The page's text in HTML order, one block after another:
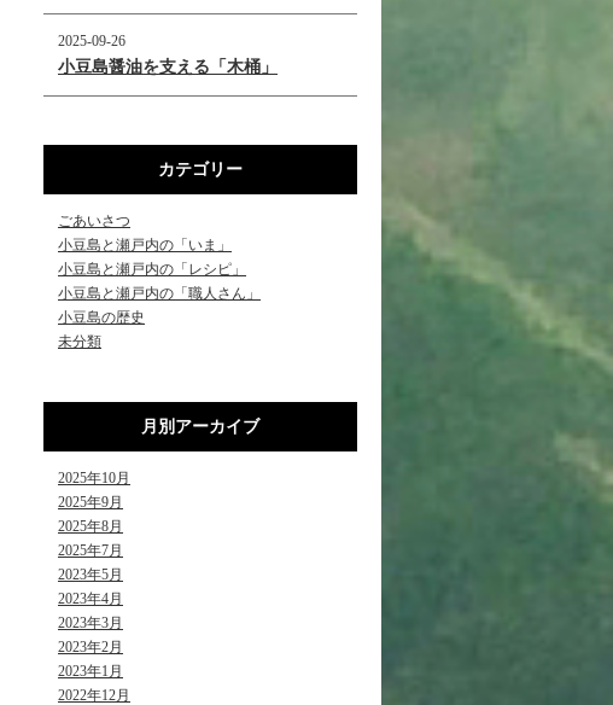
2025-09-26
小豆島醤油を支える「木桶」
カテゴリー
ごあいさつ
小豆島と瀬戸内の「いま」
小豆島と瀬戸内の「レシピ」
小豆島と瀬戸内の「職人さん」
小豆島の歴史
未分類
月別アーカイブ
2025年10月
2025年9月
2025年8月
2025年7月
2023年5月
2023年4月
2023年3月
2023年2月
2023年1月
2022年12月